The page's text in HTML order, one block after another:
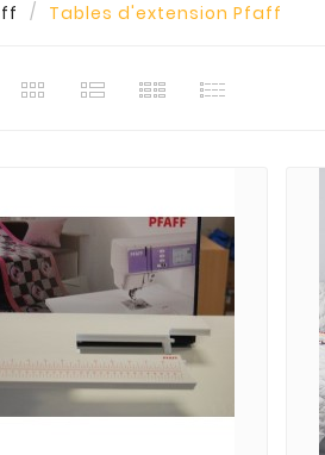
Tables d'extension Pfaff